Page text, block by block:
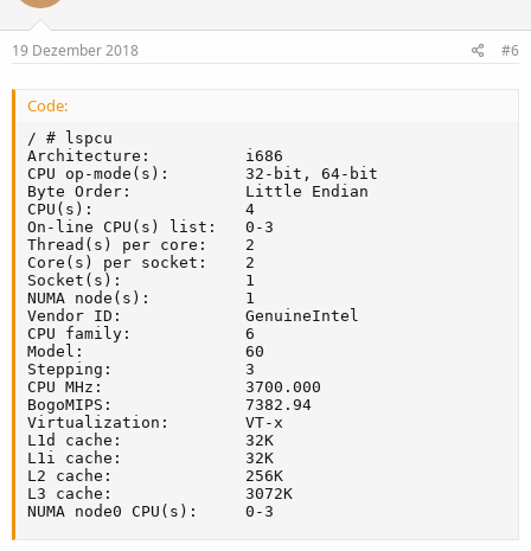
19 Dezember 2018 #6
Code:
/ # lspcu
Architecture:          i686
CPU op-mode(s):        32-bit, 64-bit
Byte Order:            Little Endian
CPU(s):                4
On-line CPU(s) list:   0-3
Thread(s) per core:    2
Core(s) per socket:    2
Socket(s):             1
NUMA node(s):          1
Vendor ID:             GenuineIntel
CPU family:            6
Model:                 60
Stepping:              3
CPU MHz:               3700.000
BogoMIPS:              7382.94
Virtualization:        VT-x
L1d cache:             32K
L1i cache:             32K
L2 cache:              256K
L3 cache:              3072K
NUMA node0 CPU(s):     0-3